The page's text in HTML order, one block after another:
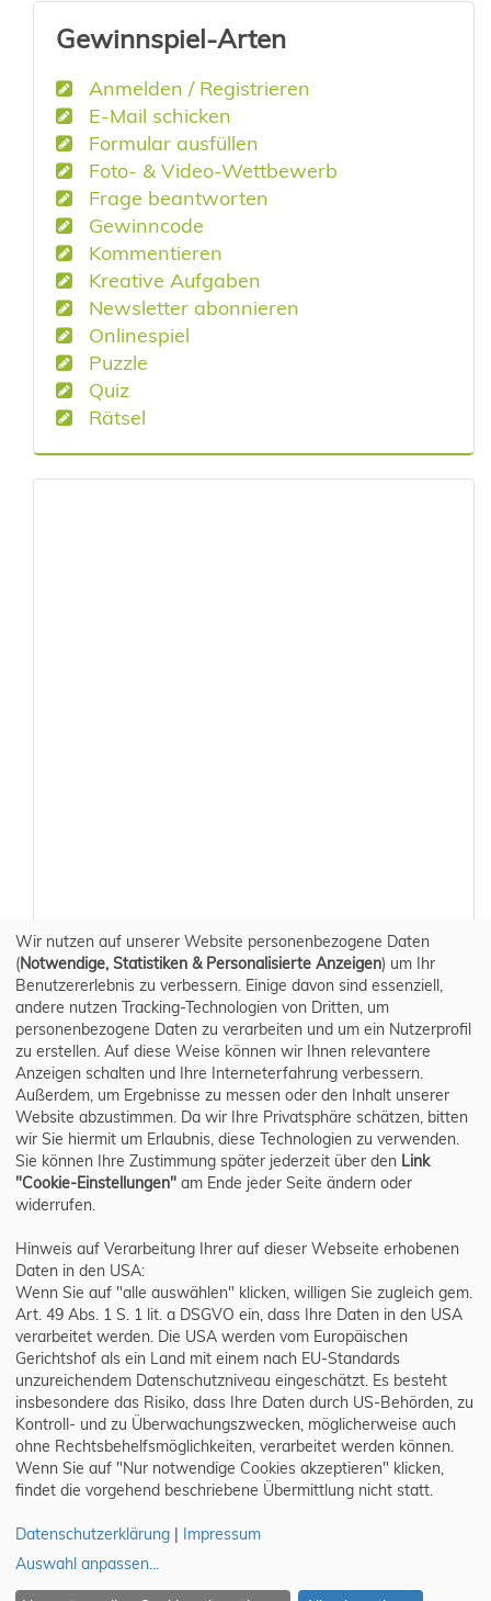
Gewinnspiel-Arten
Anmelden / Registrieren
E-Mail schicken
Formular ausfüllen
Foto- & Video-Wettbewerb
Frage beantworten
Gewinncode
Kommentieren
Kreative Aufgaben
Newsletter abonnieren
Onlinespiel
Puzzle
Quiz
Rätsel
Gewinnspiel eintragen
|Cookie-Einstellungen
Wir nutzen auf unserer Website personenbezogene Daten
(Notwendige, Statistiken & Personalisierte Anzeigen) um Ihr
Benutzererlebnis zu verbessern. Einige davon sind essenziell,
andere nutzen Tracking-Technologien von Dritten, um
personenbezogene Daten zu verarbeiten und um ein Nutzerprofil
zu erstellen. Auf diese Weise können wir Ihnen relevantere
Anzeigen schalten und Ihre Interneterfahrung verbessern.
Außerdem, um Ergebnisse zu messen oder den Inhalt unserer
Website abzustimmen. Da wir Ihre Privatsphäre schätzen, bitten
wir Sie hiermit um Erlaubnis, diese Technologien zu verwenden.
Sie können Ihre Zustimmung später jederzeit über den Link
"Cookie-Einstellungen" am Ende jeder Seite ändern oder
widerrufen.
Hinweis auf Verarbeitung Ihrer auf dieser Webseite erhobenen
Daten in den USA:
Wenn Sie auf "alle auswählen" klicken, willigen Sie zugleich gem.
Art. 49 Abs. 1 S. 1 lit. a DSGVO ein, dass Ihre Daten in den USA
verarbeitet werden. Die USA werden vom Europäischen
Gerichtshof als ein Land mit einem nach EU-Standards
unzureichendem Datenschutzniveau eingeschätzt. Es besteht
insbesondere das Risiko, dass Ihre Daten durch US-Behörden, zu
Kontroll- und zu Überwachungszwecken, möglicherweise auch
ohne Rechtsbehelfsmöglichkeiten, verarbeitet werden können.
Wenn Sie auf "Nur notwendige Cookies akzeptieren" klicken,
findet die vorgehend beschriebene Übermittlung nicht statt.
Datenschutzerklärung | Impressum
Auswahl anpassen...